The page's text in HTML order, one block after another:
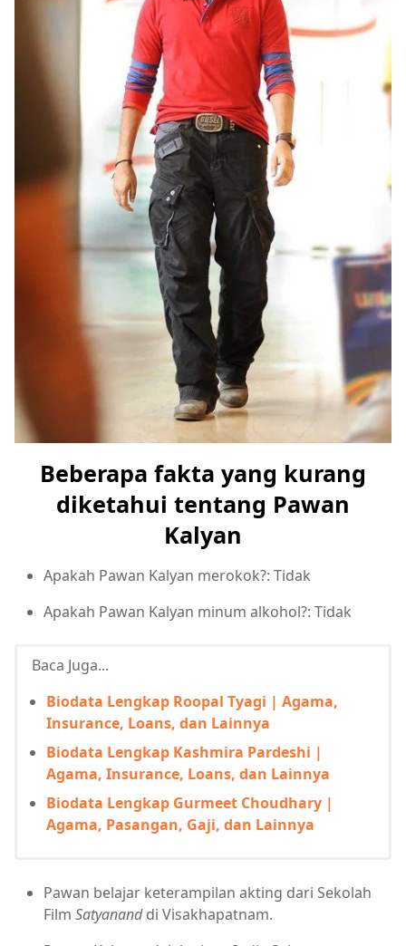
Beberapa fakta yang kurang
diketahui tentang Pawan
Kalyan
Apakah Pawan Kalyan merokok?: Tidak
Apakah Pawan Kalyan minum alkohol?: Tidak
Baca Juga...
Biodata Lengkap Roopal Tyagi | Agama,
Insurance, Loans, dan Lainnya
Biodata Lengkap Kashmira Pardeshi |
Agama, Insurance, Loans, dan Lainnya
Biodata Lengkap Gurmeet Choudhary |
Agama, Pasangan, Gaji, dan Lainnya
Pawan belajar keterampilan akting dari Sekolah
Film Satyananddi Visakhapatnam.